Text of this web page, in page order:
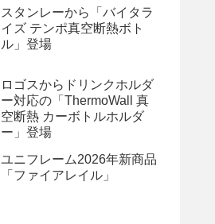
スタンレーから「バイタラ
イズ テンポ真空断熱ボト
ル」登場
ロゴスからドリンクホルダ
ー対応の「ThermoWall 真
空断熱 カーボトルホルダ
ー」登場
ユニフレーム2026年新商品
「ファイアレイル」